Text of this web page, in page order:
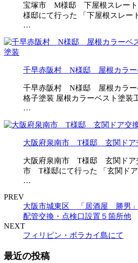
宝塚市 M様邸 下屋根スレー
様邸にて行った 「下屋根スレー
…
千早赤阪村 N様邸 屋根カラ
千早赤阪村 N様邸 屋根カラー
格子塗装 屋根カラーベスト塗装
…
大阪府泉南市 T様邸 玄関ドア
大阪府泉南市 T様邸 玄関ドア
市 T様邸にて行った 「玄関ド
…
PREV
大阪市城東区 「居酒屋 勝男
配管交換・点検口設置５箇所他
NEXT
フィリピン・ボラカイ島にて
最近の投稿